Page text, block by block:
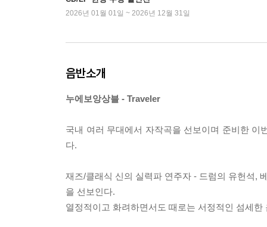
2026년 01월 01일 ~ 2026년 12월 31일
음반소개
누에보앙상블 - Traveler
국내 여러 무대에서 자작곡을 선보이며 준비한 이
다.
재즈/클래식 신의 실력파 연주자 - 드럼의 유헌석,
을 선보인다.
열정적이고 화려하면서도 때로는 서정적인 섬세